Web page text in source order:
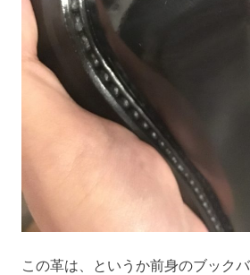
この革は、というか前身のブック